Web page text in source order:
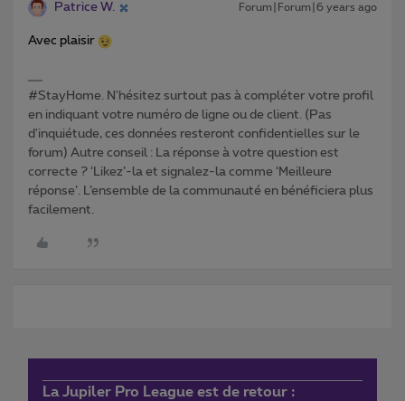
Patrice W. Forum|Forum|6 years ago
Avec plaisir
#StayHome. N'hésitez surtout pas à compléter votre profil
en indiquant votre numéro de ligne ou de client. (Pas
d'inquiétude, ces données resteront confidentielles sur le
forum) Autre conseil : La réponse à votre question est
correcte ? ‘Likez’-la et signalez-la comme ‘Meilleure
réponse’. L’ensemble de la communauté en bénéficiera plus
facilement.
La Jupiler Pro League est de retour :